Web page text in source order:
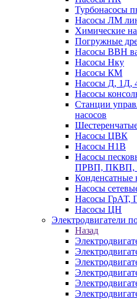
Турбонасосы
Насосы ЛМ
Химические
Погружные
Насосы ВВН
Насосы Нку
Насосы КМ
Насосы Д, 1Д,
Насосы
Станции
насосов
Насосы ЦВК
Насосы Н1В
Насосы
ПРВП, ПКВП,
Насосы
Насосы ГрАТ,
Насосы ЦН
Электродвигатели
Назад